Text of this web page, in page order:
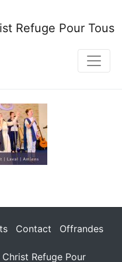
Refuge Pour Tous
Contact
Offrandes
Refuge Pour